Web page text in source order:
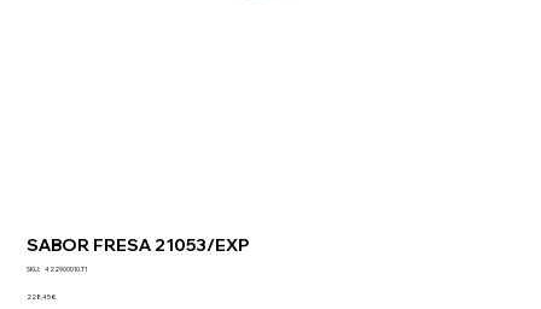
SABOR FRESA 21053/EXP
SKU:
SKU
422900010.T1
Precio
228,45 €